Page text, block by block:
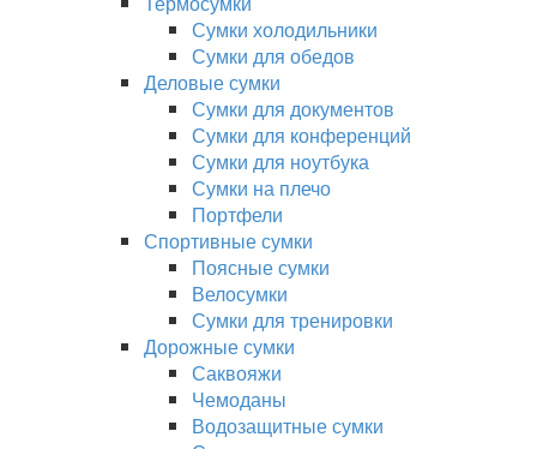
Сумки холодильники
Сумки для обедов
Деловые сумки
Сумки для документов
Сумки для конференций
Сумки для ноутбука
Сумки на плечо
Портфели
Спортивные сумки
Поясные сумки
Велосумки
Сумки для тренировки
Дорожные сумки
Саквояжи
Чемоданы
Водозащитные сумки